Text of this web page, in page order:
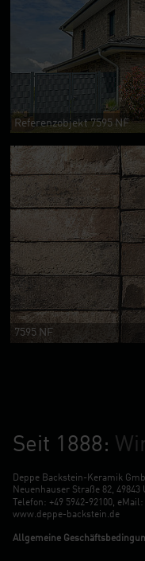
Referenzobjekt 7595 NF
7595 NF
Seit 1888:
Deppe Backstein-Keramik
Neuenhauser Straße 82,
Telefon: +49 5942-92100, eMail:
www.deppe-backstein.de
Allgemeine